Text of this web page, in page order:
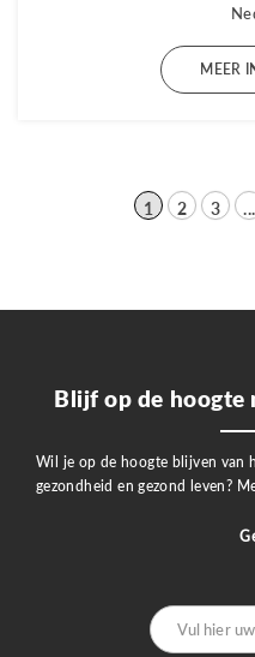
MEER
1 2 3 ...
Blijf op de hoogte
Wil je op de hoogte blijven van
gezondheid en gezond leven?